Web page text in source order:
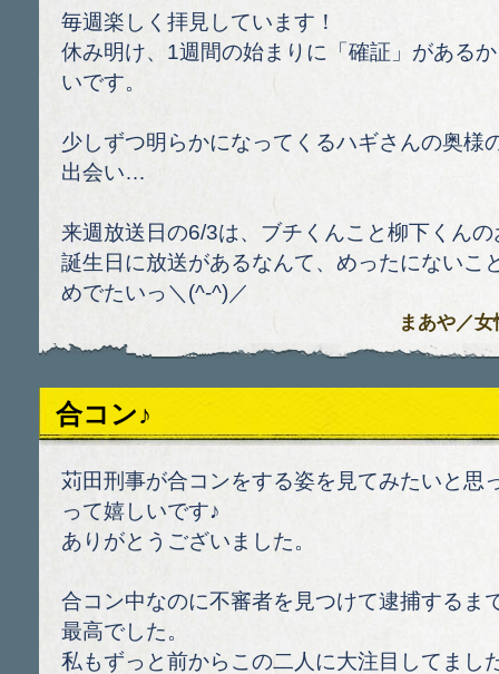
毎週楽しく拝見しています！
休み明け、1週間の始まりに「確証」がある
いです。
少しずつ明らかになってくるハギさんの奥様
出会い…
来週放送日の6/3は、ブチくんこと柳下くん
誕生日に放送があるなんて、めったにないこ
めでたいっ＼(^-^)／
まあや／
合コン♪
苅田刑事が合コンをする姿を見てみたいと思
って嬉しいです♪
ありがとうございました。
合コン中なのに不審者を見つけて逮捕するま
最高でした。
私もずっと前からこの二人に大注目してまし